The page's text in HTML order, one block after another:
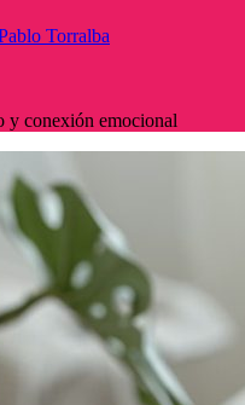
Torralba
y conexión emocional